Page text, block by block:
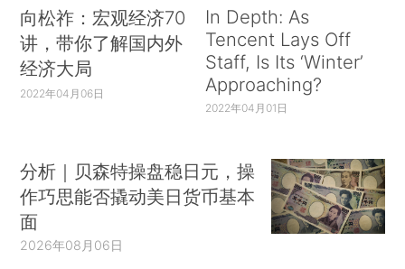
向松祚：宏观经济70
讲，带你了解国内外
经济大局
2022年04月06日
In Depth: As
Tencent Lays Off
Staff, Is Its ‘Winter’
Approaching?
2022年04月01日
分析｜贝森特操盘稳日元，操
作巧思能否撬动美日货币基本
面
2026年08月06日